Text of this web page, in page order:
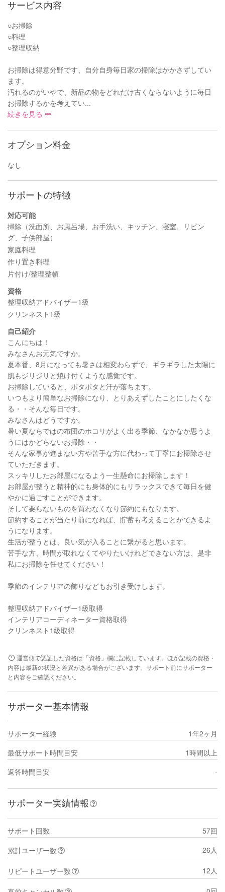
サービス内容
○お掃除
○料理
○整理収納
お掃除は得意分野です、自分自身毎日家の掃除はかかさずしてい
ます。
汚れるのがいやで、新品の物をどれだけ古くならないように毎日
お掃除するかを考えてい...
続きを見る
オプション料金
なし
サポートの特徴
対応可能
掃除（洗面所、お風呂場、お手洗い、キッチン、寝室、リビン
グ、子供部屋）
家庭料理
作り置き料理
片付け/整理整頓
資格
整理収納アドバイザー1級
クリンネスト1級
自己紹介
こんにちは！
みなさんお元気ですか。
夏本番、8月になっても暑さは相変わらずで、ギラギラした太陽に
肌もジリジリと焼け付くような感覚です。
お掃除していると、ボタボタと汗が落ちます。
いつもより簡単なお掃除になり、とりあえずしたことにしたくな
る・・そんな毎日です。
みなさんはどうですか。
暑い夏ならではの布団のホコリがよく出る季節、なかなか思うよ
うにはかどらないお掃除・・
そんな家事が進まない方や苦手な方に代わって丁寧にお掃除させ
ていただきます。
スッキリしたお部屋になるよう一生懸命にお掃除します！
お部屋が整うと精神的にも身体的にもリラックスできて毎日を健
やかに過ごすことができます。
そして要らないものを買わなくなり節約にもなります。
節約することが当たり前になれば、貯蓄も考えることができるよ
うになります。
生活が整うとは、良い気が入ることに繋がると思います。
苦手な方、時間が取れなくてやりたいけれどできない方は、是非
私にお掃除を任せてください！
季節のインテリアの飾りなどもお引き受けします。
整理収納アドバイザー1級取得
インテリアコーディネーター資格取得
クリンネスト1級取得
運営側で認証した資格は「資格」欄に記載しています。ほか記載の資格・
内容は最新の状況と差異がある場合がございます。サポート前にサポーター
と内容をご確認ください。
サポーター基本情報
サポーター経験
1年2ヶ月
最低サポート時間目安
1時間以上
返答時間目安
-
サポーター実績情報
サポート回数
57回
累計ユーザー数
26人
リピートユーザー数 12人